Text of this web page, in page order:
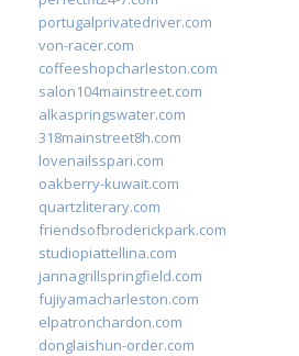
portugalprivatedriver.com
von-racer.com
coffeeshopcharleston.com
salon104mainstreet.com
alkaspringswater.com
318mainstreet8h.com
lovenailsspari.com
oakberry-kuwait.com
quartzliterary.com
friendsofbroderickpark.com
studiopiattellina.com
jannagrillspringfield.com
fujiyamacharleston.com
elpatronchardon.com
donglaishun-order.com